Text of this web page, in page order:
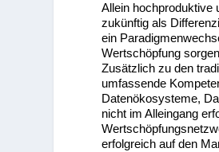
Allein hochproduktive
zukünftig als
ein
Wertschöpfung
Zusätzlich zu den
umfassende
Datenökosysteme,
nicht im Alleingang
erfolgreich auf den